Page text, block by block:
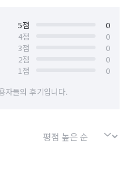
5점
0
4점
0
3점
0
2점
0
1점
0
자들의 후기입니다.